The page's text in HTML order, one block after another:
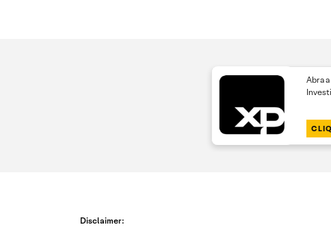
Abra
Disclaimer: